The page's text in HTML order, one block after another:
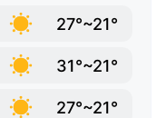
27°~21°
31°~21°
27°~21°